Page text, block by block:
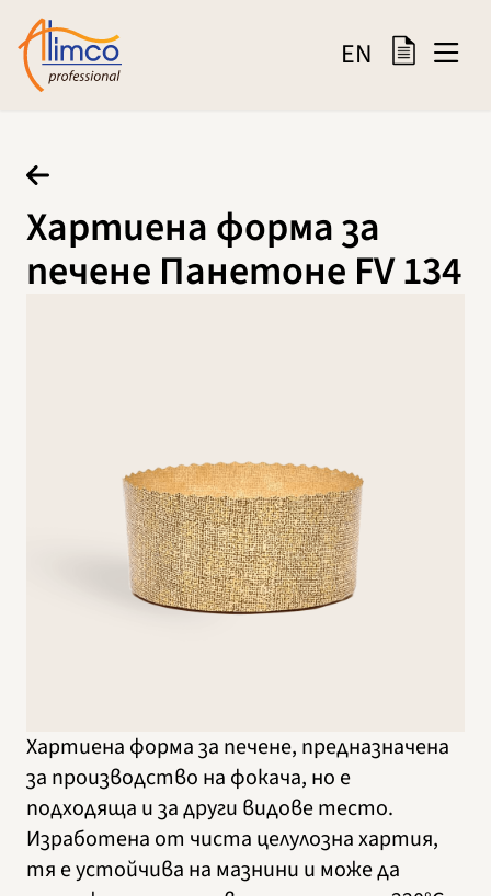
EN
Хартиена форма за
печене Панетоне FV 134
Хартиена форма за печене, предназначена
за производство на фокача, но е
подходяща и за други видове тесто.
Изработена от чиста целулозна хартия,
тя е устойчива на мазнини и може да